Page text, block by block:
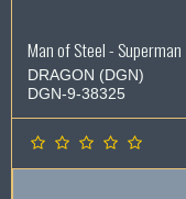
Man of Steel - Superman
DRAGON (DGN)
DGN-9-38325